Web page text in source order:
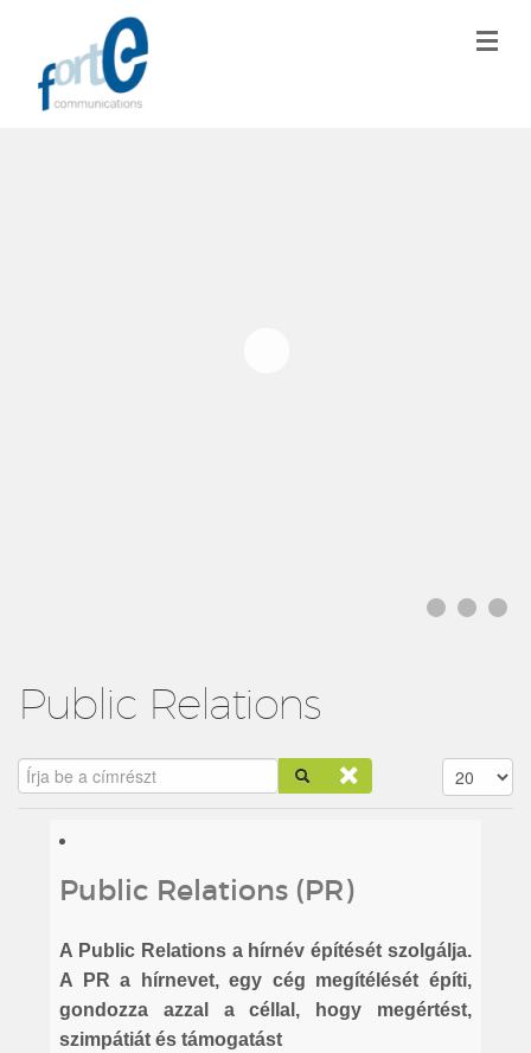
Public Relations
Írja be a címrészt Tételek #
Public Relations (PR)
A Public Relations a hírnév építését szolgálja.
A PR a hírnevet, egy cég megítélését építi,
gondozza azzal a céllal, hogy megértést,
szimpátiát és támogatást